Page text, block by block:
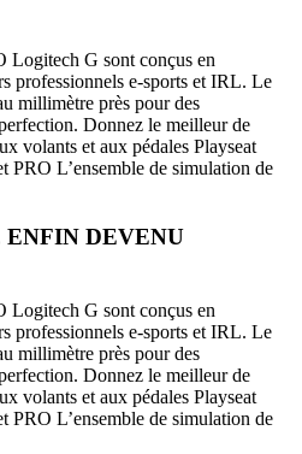
Logitech G sont conçus en
professionnels e-sports et IRL. Le
millimètre près pour des
Donnez le meilleur de
volants et aux pédales Playseat
L’ensemble de simulation de
ENFIN DEVENU
Logitech G sont conçus en
professionnels e-sports et IRL. Le
millimètre près pour des
Donnez le meilleur de
volants et aux pédales Playseat
L’ensemble de simulation de